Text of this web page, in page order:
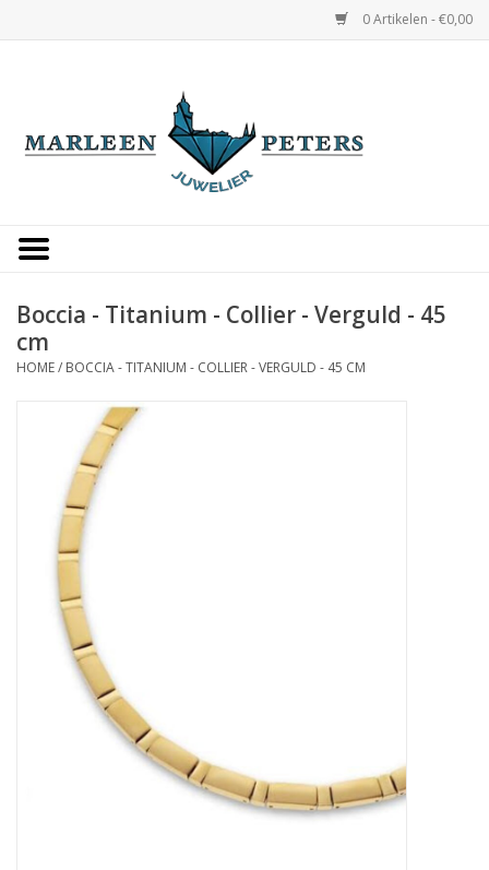
0 Artikelen - €0,00
Trouwringen
Overige
Cadeaukaarten
Boccia - Titanium - Collier - Verguld - 45
cm
HOME/ BOCCIA - TITANIUM - COLLIER - VERGULD - 45 CM